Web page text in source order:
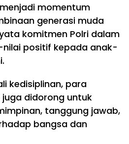
momentum
generasi muda
komitmen Polri dalam
positif kepada anak-
kedisiplinan, para
didorong untuk
tanggung jawab,
bangsa dan